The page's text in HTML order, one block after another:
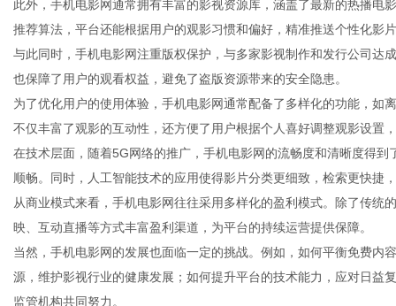
此外，手机电影网通常拥有丰富的影视资源库，涵盖了最新的热播电
推荐算法，平台还能根据用户的观影习惯和偏好，精准推送个性化影
与此同时，手机电影网注重版权保护，与多家影视制作和发行公司达
也保障了用户的观看权益，避免了盗版资源带来的安全隐患。
为了优化用户的使用体验，手机电影网通常配备了多样化的功能，如
不仅丰富了观影的互动性，还方便了用户根据个人喜好调整观影设置
在技术层面，随着5G网络的推广，手机电影网的流畅度和清晰度得
顺畅。同时，人工智能技术的应用使得影片分类更细致，检索更快捷
从商业模式来看，手机电影网往往采用多样化的盈利模式。除了传统
映、互动直播等方式丰富盈利渠道，为平台的持续运营提供保障。
当然，手机电影网的发展也面临一定的挑战。例如，如何平衡免费内
源，维护影视行业的健康发展；如何提升平台的技术能力，应对日益
监管机构共同努力。